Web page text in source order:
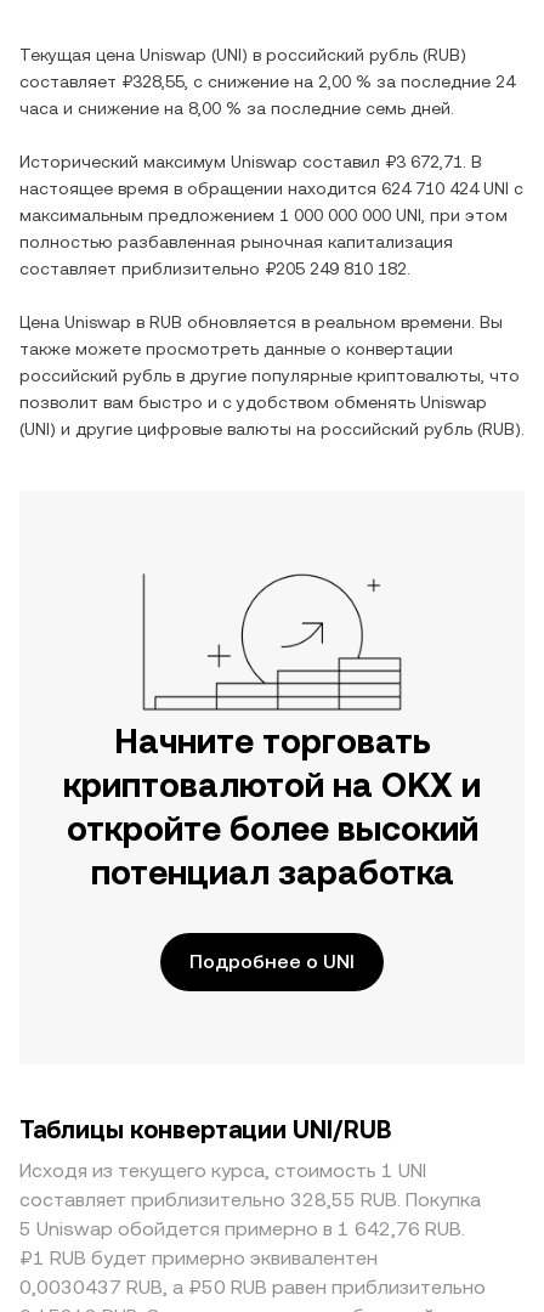
Текущая цена Uniswap (UNI) в российский рубль (RUB)
составляет ₽328,55 , c снижение на 2,00 % за последние 24
часа и снижение на 8,00 % за последние семь дней.
Исторический максимум Uniswap составил ₽3 672,71
. В
настоящее время в обращении находится 624 710 424 UNI с
максимальным предложением 1 000 000 000 UNI , при этом
полностью разбавленная рыночная капитализация
составляет приблизительно ₽205 249 810 182
Цена Uniswap в RUB обновляется в реальном времени. Вы
также можете просмотреть данные о конвертации
российский рубль в другие популярные криптовалюты, что
позволит вам быстро и с удобством обменять Uniswap
(UNI) и другие цифровые валюты на российский рубль (RUB).
Начните торговать
криптовалютой на OKX и
откройте более высокий
потенциал заработка
Подробнее о UNI
Таблицы конвертации UNI/RUB
Исходя из текущего курса, стоимость 1 UNI
составляет приблизительно 328,55 RUB. Покупка
5 Uniswap обойдется примерно в 1 642,76 RUB.
₽1 RUB будет примерно эквивалентен
0,0030437 RUB, а ₽50 RUB равен приблизительно